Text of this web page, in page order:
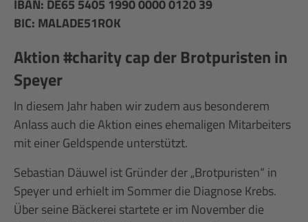
IBAN: DE65 5405 1990 0000 0120 39
BIC: MALADE51ROK
Aktion #charity cap der Brotpuristen in
Speyer
In diesem Jahr haben wir zudem aus besonderem
Anlass auch die Aktion eines ehemaligen Mitarbeiters
mit einer Geldspende unterstützt.
Sebastian Däuwel ist Gründer der „Brotpuristen“ in
Speyer und erhielt im Sommer die Diagnose Krebs.
Über seine Bäckerei startete er im November die